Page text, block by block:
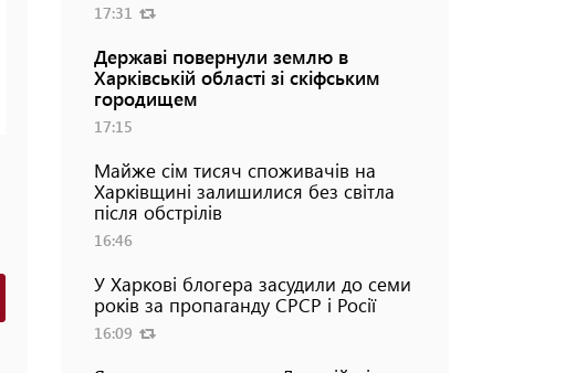
17:31
Державі повернули землю в
Харківській області зі скіфським
городищем
17:15
Майже сім тисяч споживачів на
Харківщині залишилися без світла
після обстрілів
16:46
У Харкові блогера засудили до семи
років за пропаганду СРСР і Росії
16:09